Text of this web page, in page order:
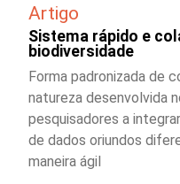
Artigo
Sistema rápido e
biodiversidade
Forma padronizada de
natureza desenvolvida
pesquisadores a
de dados oriundos
maneira ágil